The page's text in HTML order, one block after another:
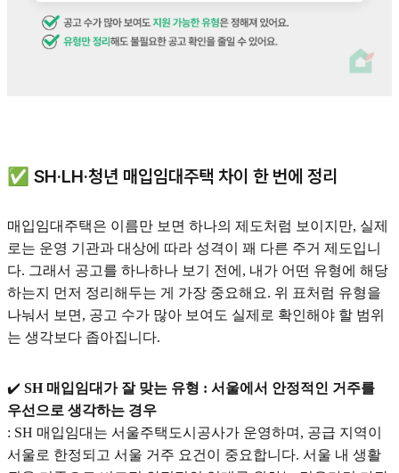
✅ SH·LH·청년 매입임대주택 차이 한 번에 정리
매입임대주택은 이름만 보면 하나의 제도처럼 보이지만, 실제
로는 운영 기관과 대상에 따라 성격이 꽤 다른 주거 제도입니
다. 그래서 공고를 하나하나 보기 전에, 내가 어떤 유형에 해당
하는지 먼저 정리해두는 게 가장 중요해요. 위 표처럼 유형을
나눠서 보면, 공고 수가 많아 보여도 실제로 확인해야 할 범위
는 생각보다 좁아집니다.
✔️ SH 매입임대가 잘 맞는 유형 : 서울에서 안정적인 거주를
우선으로 생각하는 경우
: SH 매입임대는 서울주택도시공사가 운영하며, 공급 지역이
서울로 한정되고 서울 거주 요건이 중요합니다. 서울 내 생활